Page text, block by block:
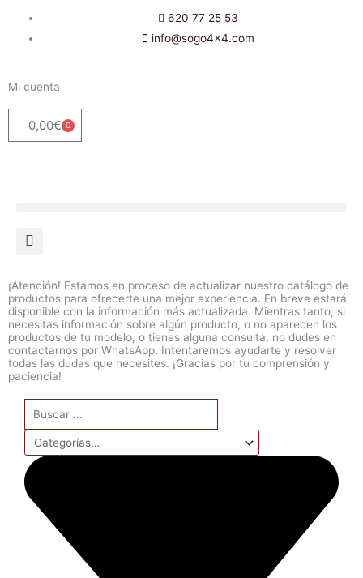
620 77 25 53
info@sogo4x4.com
Mi cuenta
0,00€ 0
Carrito
¡Atención! Estamos en proceso de actualizar nuestro catálogo de
productos para ofrecerte una mejor experiencia. En breve estará
disponible con la información más actualizada. Mientras tanto, si
necesitas información sobre algún producto, o no aparecen los
productos de tu modelo, o tienes alguna consulta, no dudes en
contactarnos por WhatsApp. Intentaremos ayudarte y resolver
todas las dudas que necesites. ¡Gracias por tu comprensión y
paciencia!
Search
...